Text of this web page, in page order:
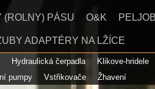
(ROLNY) PÁSU O&K PELJOB
ADAPTÉRY NA LŽÍCE
Hydraulická čerpadla klikove-hridele
pumpy Vstřikovače Žhavení